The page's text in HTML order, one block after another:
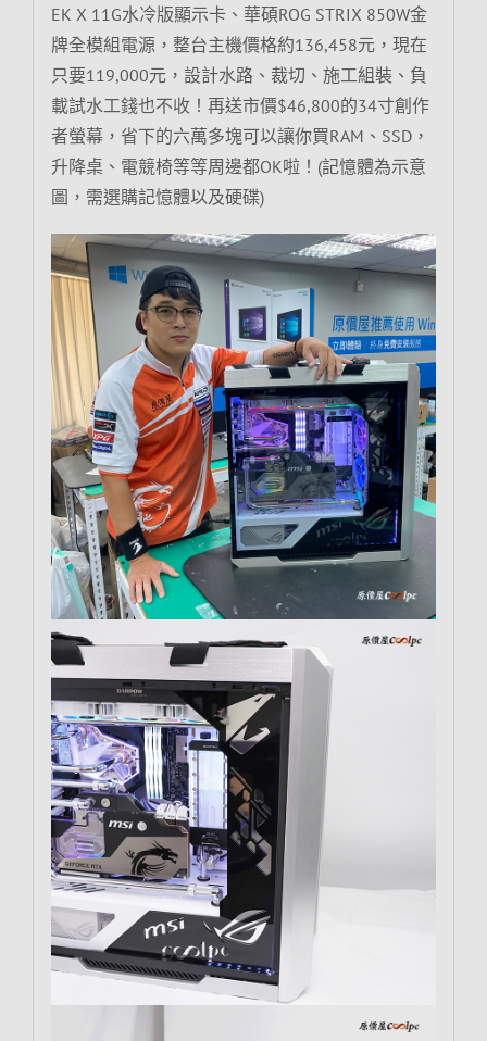
EK X 11G水冷版顯示卡、華碩ROG STRIX 850W金
牌全模組電源，整台主機價格約136,458元，現在
只要119,000元，設計水路、裁切、施工組裝、負
載試水工錢也不收！再送市價$46,800的34寸創作
者螢幕，省下的六萬多塊可以讓你買RAM、SSD，
升降桌、電競椅等等周邊都OK啦！(記憶體為示意
圖，需選購記憶體以及硬碟)